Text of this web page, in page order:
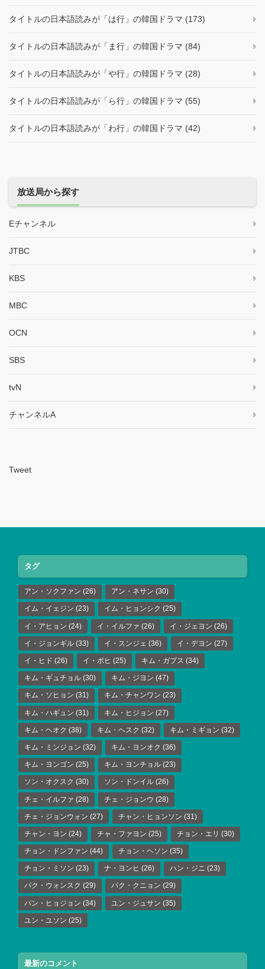
タイトルの日本語読みが「は行」の韓国ドラマ (173)
タイトルの日本語読みが「ま行」の韓国ドラマ (84)
タイトルの日本語読みが「や行」の韓国ドラマ (28)
タイトルの日本語読みが「ら行」の韓国ドラマ (55)
タイトルの日本語読みが「わ行」の韓国ドラマ (42)
放送局から探す
Eチャンネル
JTBC
KBS
MBC
OCN
SBS
tvN
チャンネルA
Tweet
タグ
アン・ソクファン (26) アン・ネサン (30)
イム・イェジン (23) イム・ヒョンシク (25)
イ・アヒョン (24) イ・イルファ (26) イ・ジェヨン (26)
イ・ジョンギル (33) イ・スンジェ (36) イ・デヨン (27)
イ・ヒド (26) イ・ボヒ (25) キム・ガプス (34)
キム・ギュチョル (30) キム・ジヨン (47)
キム・ソヒョン (31) キム・チャンワン (23)
キム・ハギュン (31) キム・ヒジョン (27)
キム・ヘオク (38) キム・ヘスク (32) キム・ミギョン (32)
キム・ミンジョン (32) キム・ヨンオク (36)
キム・ヨンゴン (25) キム・ヨンチョル (23)
ソン・オクスク (30) ソン・ドンイル (26)
チェ・イルファ (28) チェ・ジョンウ (28)
チェ・ジョンウォン (27) チャン・ヒョンソン (31)
チャン・ヨン (24) チャ・ファヨン (25) チョン・エリ (30)
チョン・ドンファン (44) チョン・ヘソン (35)
チョン・ミソン (23) ナ・ヨンヒ (26) ハン・ジニ (23)
パク・ウォンスク (29) パク・クニョン (29)
パン・ヒョジョン (34) ユン・ジュサン (35)
ユン・ユソン (25)
最新のコメント